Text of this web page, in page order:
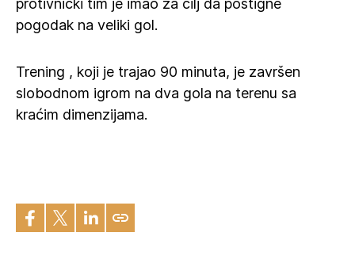
protivnički tim je imao za cilj da postigne
pogodak na veliki gol.
Trening , koji je trajao 90 minuta, je završen
slobodnom igrom na dva gola na terenu sa
kraćim dimenzijama.